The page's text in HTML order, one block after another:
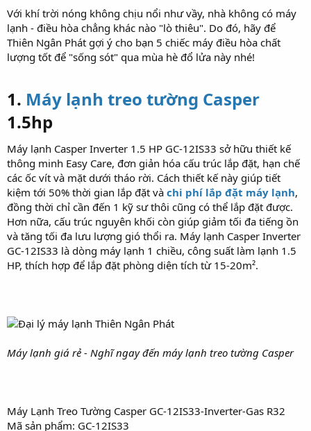
Với khí trời nóng không chịu nổi như vầy, nhà không có máy
lạnh - điều hòa chẳng khác nào "lò thiêu". Do đó, hãy để
Thiên Ngân Phát gợi ý cho bạn 5 chiếc máy điều hòa chất
lượng tốt để "sống sót" qua mùa hè đổ lửa này nhé!
1. Máy lạnh treo tường Casper
1.5hp
Máy lạnh Casper Inverter 1.5 HP GC-12IS33 sở hữu thiết kế
thông minh Easy Care, đơn giản hóa cấu trúc lắp đặt, hạn chế
các ốc vít và mặt dưới tháo rời. Cách thiết kế này giúp tiết
kiệm tới 50% thời gian lắp đặt và chi phí lắp đặt máy lạnh,
đồng thời chỉ cần đến 1 kỹ sư thôi cũng có thể lắp đặt được.
Hơn nữa, cấu trúc nguyên khối còn giúp giảm tối đa tiếng ồn
và tăng tối đa lưu lượng gió thổi ra. Máy lạnh Casper Inverter
GC-12IS33 là dòng máy lạnh 1 chiều, công suất làm lạnh 1.5
HP, thích hợp để lắp đặt phòng diện tích từ 15-20m².
Máy lạnh giá rẻ - Nghĩ ngay đến máy lạnh treo tường Casper
Máy Lạnh Treo Tường Casper GC-12IS33-Inverter-Gas R32
Mã sản phẩm: GC-12IS33